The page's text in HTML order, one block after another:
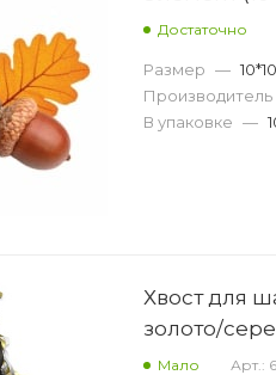
Достаточно
Размер —
Производитель
В упаковке —
Хвост для
золото/
Мало Арт.: